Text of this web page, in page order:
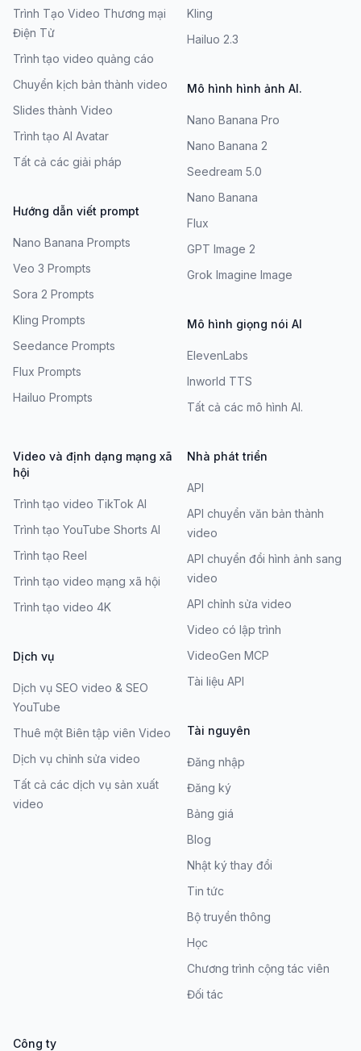
Trình Tạo Video Thương mại
Điện Tử
Trình tạo video quảng cáo
Chuyển kịch bản thành video
Slides thành Video
Trình tạo AI Avatar
Tất cả các giải pháp
Hướng dẫn viết prompt
Nano Banana Prompts
Veo 3 Prompts
Sora 2 Prompts
Kling Prompts
Seedance Prompts
Flux Prompts
Hailuo Prompts
Kling
Hailuo 2.3
Mô hình hình ảnh AI.
Nano Banana Pro
Nano Banana 2
Seedream 5.0
Nano Banana
Flux
GPT Image 2
Grok Imagine Image
Mô hình giọng nói AI
ElevenLabs
Inworld TTS
Tất cả các mô hình AI.
Video và định dạng mạng xã
hội
Trình tạo video TikTok AI
Trình tạo YouTube Shorts AI
Trình tạo Reel
Trình tạo video mạng xã hội
Trình tạo video 4K
Dịch vụ
Dịch vụ SEO video & SEO
YouTube
Thuê một Biên tập viên Video
Dịch vụ chỉnh sửa video
Tất cả các dịch vụ sản xuất
video
Nhà phát triển
API
API chuyển văn bản thành
video
API chuyển đổi hình ảnh sang
video
API chỉnh sửa video
Video có lập trình
VideoGen MCP
Tài liệu API
Tài nguyên
Đăng nhập
Đăng ký
Bảng giá
Blog
Nhật ký thay đổi
Tin tức
Bộ truyền thông
Học
Chương trình cộng tác viên
Đối tác
Công ty